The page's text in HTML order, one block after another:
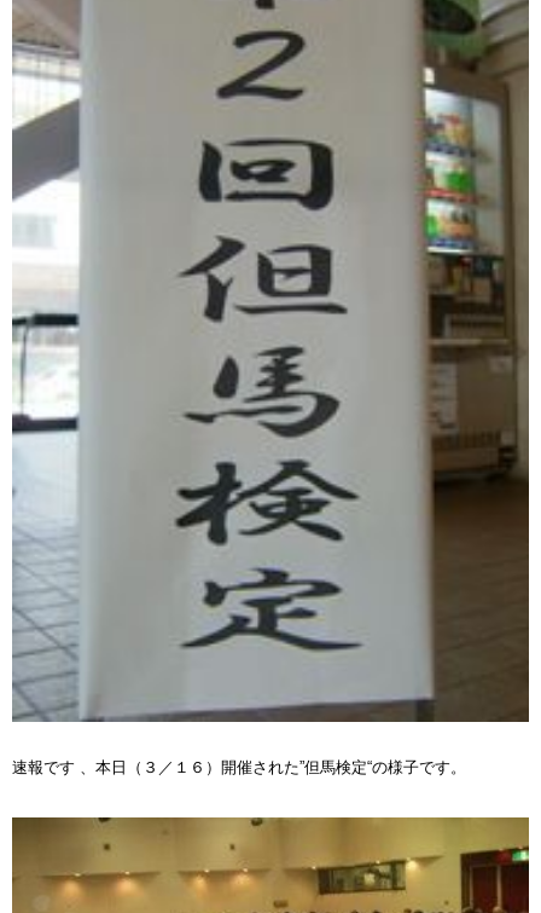
速報です 、本日（３／１６）開催された”但馬検定“の様子です。